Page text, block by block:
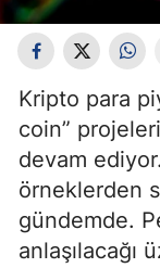
Kripto para
coin”
devam
örneklerden
gündemde.
anlaşılacağı